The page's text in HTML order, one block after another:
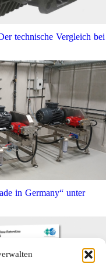
technische Vergleich bei
in Germany“ unter